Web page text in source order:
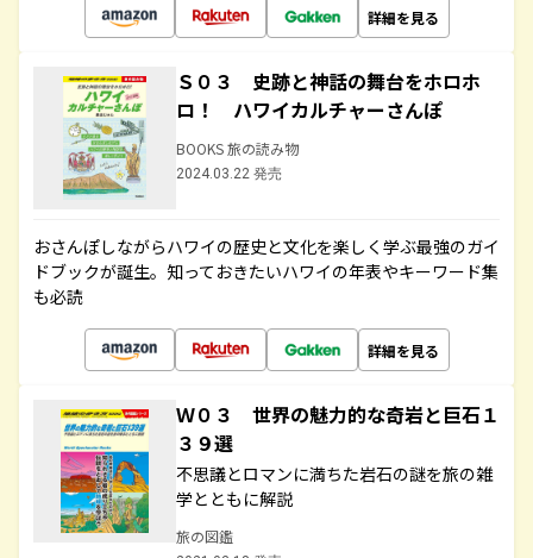
詳細を見る
Ｓ０３ 史跡と神話の舞台をホロホ
ロ！ ハワイカルチャーさんぽ
BOOKS 旅の読み物
2024.03.22 発売
おさんぽしながらハワイの歴史と文化を楽しく学ぶ最強のガイ
ドブックが誕生。知っておきたいハワイの年表やキーワード集
も必読
詳細を見る
Ｗ０３ 世界の魅力的な奇岩と巨石１
３９選
不思議とロマンに満ちた岩石の謎を旅の雑
学とともに解説
旅の図鑑